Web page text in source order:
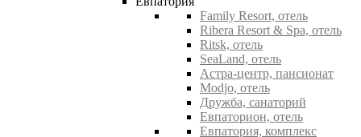
Family Resort, отель
Ribera Resort & Spa, отель
Ritsk, отель
SeaLand, отель
Астра-центр, пансионат
Modjo, отель
Дружба, санаторий
Евпаторион, отель
Евпатория, комплекс